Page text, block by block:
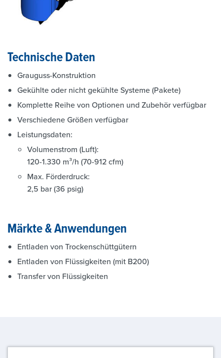
Technische Daten
Grauguss-Konstruktion
Gekühlte oder nicht gekühlte Systeme (Pakete)
Komplette Reihe von Optionen und Zubehör verfügbar
Verschiedene Größen verfügbar
Leistungsdaten:
Volumenstrom (Luft):
120-1.330 m³/h (70-912 cfm)
Max. Förderdruck:
2,5 bar (36 psig)
Märkte & Anwendungen
Entladen von Trockenschüttgütern
Entladen von Flüssigkeiten (mit B200)
Transfer von Flüssigkeiten